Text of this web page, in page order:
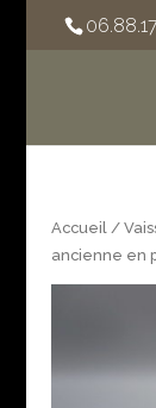
Accueil/
ancienne en